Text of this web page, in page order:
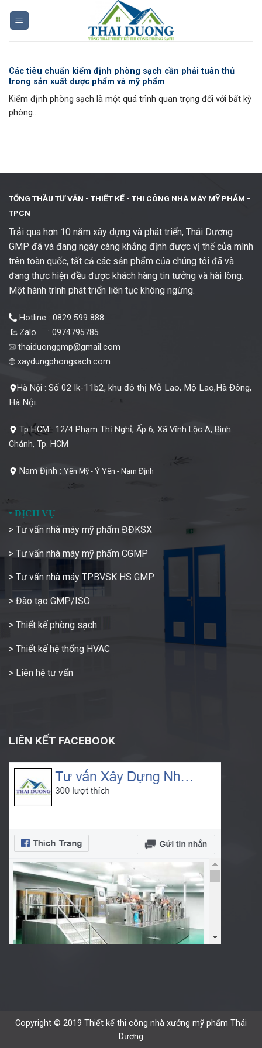
Các tiêu chuẩn kiểm định phòng sạch cần phải tuân thủ
trong sản xuất dược phẩm và mỹ phẩm
Kiểm định phòng sạch là một quá trình quan trọng đối với bất kỳ
phòng...
TỔNG THẦU TƯ VẤN - THIẾT KẾ - THI CÔNG NHÀ MÁY MỸ PHẨM -
TPCN
Trải qua hơn 10 năm xây dựng và phát triển, Thái Dương
GMP đã và đang ngày càng khẳng định được vị thế của mình
trên toàn quốc, tất cả các sản phẩm của chúng tôi đã và
đang thực hiện đều được khách hàng tin tưởng và hài lòng.
Một hành trình phát triển liên tục không ngừng.
Hotline : 0829 599 888
Zalo : 0974795785
thaiduonggmp@gmail.com
xaydungphongsach.com
Hà Nội : Số 02 lk-11b2, khu đô thị Mỗ Lao, Mộ Lao,Hà Đông,
Hà Nội.
Tp HCM : 12/4 Phạm Thị Nghỉ, Ấp 6, Xã Vĩnh Lộc A, Bình
Chánh, Tp. HCM
Nam Định : Yên Mỹ - Ý Yên - Nam Định
• DỊCH VỤ
> Tư vấn nhà máy mỹ phẩm ĐĐKSX
> Tư vấn nhà máy mỹ phẩm CGMP
> Tư vấn nhà máy TPBVSK HS GMP
> Đào tạo GMP/ISO
> Thiết kế phòng sạch
> Thiết kế hệ thống HVAC
> Liên hệ tư vấn
LIÊN KẾT FACEBOOK
Copyright © 2019 Thiết kế thi công nhà xưởng mỹ phẩm Thái
Dương